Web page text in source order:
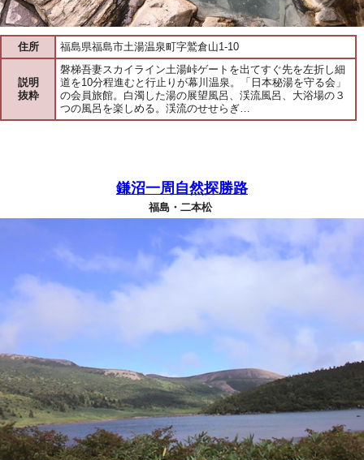
住所 福島県福島市土湯温泉町字鷲倉山1-10
説明
抜粋
磐梯吾妻スカイライン土湯峠ゲートを出てすぐ先を左折し細
道を10分程進むと行止りが幕川温泉。「日本秘湯を守る会」
の会員旅館。白濁した湯の展望風呂、渓流風呂、大浴場の３
つの風呂を楽しめる。渓流のせせらぎ…
鎌沼一周自然探勝路
福島・二本松